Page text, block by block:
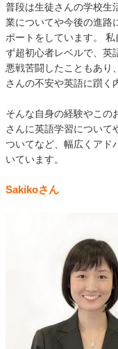
普段は生徒さんの学校生
業についてや今後の進路
ポートをしています。
ず超初心者レベルで、英
悪戦苦闘したこともあり
さんの不安や英語に躓く
そんな自身の経験やこの
さんに英語学習について
ついてなど、幅広くアド
いています。
Sakikoさん